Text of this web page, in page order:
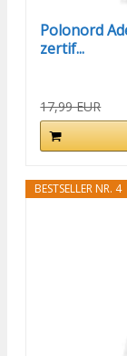
Polonord
zertif...
17,99 EUR
BESTSELLER NR. 4